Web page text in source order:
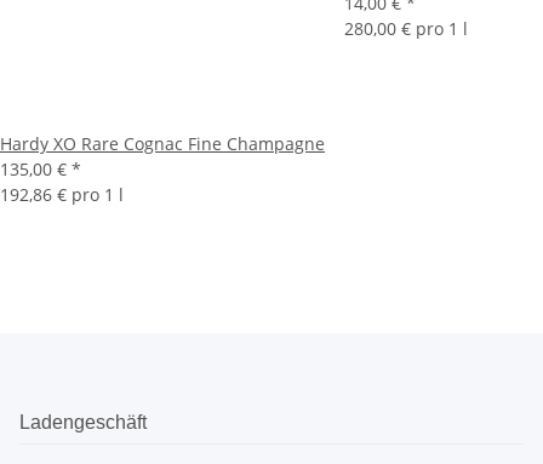
Hardy XO Rare Cognac Fine Champagne
135,00 € *
192,86 € pro 1 l
280,00 € pro 1 l
Ladengeschäft